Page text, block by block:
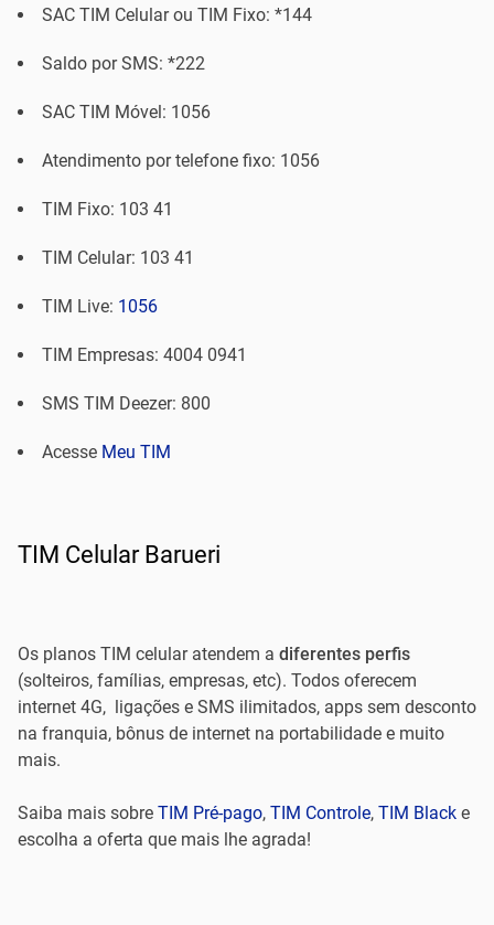
SAC TIM Celular ou TIM Fixo: *144
Saldo por SMS: *222
SAC TIM Móvel: 1056
Atendimento por telefone fixo: 1056
TIM Fixo: 103 41
TIM Celular: 103 41
TIM Live: 1056
TIM Empresas: 4004 0941
SMS TIM Deezer: 800
Acesse Meu TIM
TIM Celular Barueri
Os planos TIM celular atendem a diferentes perfis
(solteiros, famílias, empresas, etc). Todos oferecem
internet 4G, ligações e SMS ilimitados, apps sem desconto
na franquia, bônus de internet na portabilidade e muito
mais.
Saiba mais sobre TIM Pré-pago, TIM Controle, TIM Black e
escolha a oferta que mais lhe agrada!